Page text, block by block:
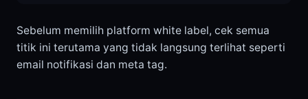
Sebelum memilih platform white label, cek semua
titik ini terutama yang tidak langsung terlihat seperti
email notifikasi dan meta tag.